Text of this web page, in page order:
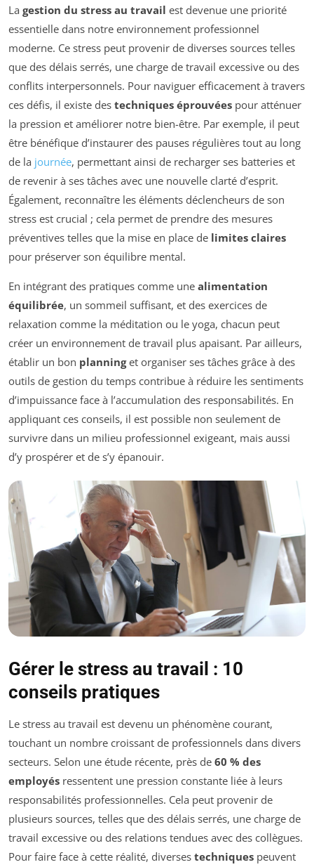
La gestion du stress au travail est devenue une priorité
essentielle dans notre environnement professionnel
moderne. Ce stress peut provenir de diverses sources telles
que des délais serrés, une charge de travail excessive ou des
conflits interpersonnels. Pour naviguer efficacement à travers
ces défis, il existe des techniques éprouvées pour atténuer
la pression et améliorer notre bien-être. Par exemple, il peut
être bénéfique d’instaurer des pauses régulières tout au long
de la journée, permettant ainsi de recharger ses batteries et
de revenir à ses tâches avec une nouvelle clarté d’esprit.
Également, reconnaître les éléments déclencheurs de son
stress est crucial ; cela permet de prendre des mesures
préventives telles que la mise en place de limites claires
pour préserver son équilibre mental.
En intégrant des pratiques comme une alimentation
équilibrée, un sommeil suffisant, et des exercices de
relaxation comme la méditation ou le yoga, chacun peut
créer un environnement de travail plus apaisant. Par ailleurs,
établir un bon planninget organiser ses tâches grâce à des
outils de gestion du temps contribue à réduire les sentiments
d’impuissance face à l’accumulation des responsabilités. En
appliquant ces conseils, il est possible non seulement de
survivre dans un milieu professionnel exigeant, mais aussi
d’y prospérer et de s’y épanouir.
Gérer le stress au travail : 10
conseils pratiques
Le stress au travail est devenu un phénomène courant,
touchant un nombre croissant de professionnels dans divers
secteurs. Selon une étude récente, près de 60 % des
employés ressentent une pression constante liée à leurs
responsabilités professionnelles. Cela peut provenir de
plusieurs sources, telles que des délais serrés, une charge de
travail excessive ou des relations tendues avec des collègues.
Pour faire face à cette réalité, diverses techniques peuvent